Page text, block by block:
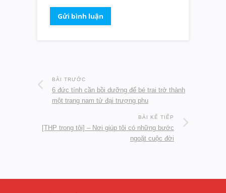
BÀI TRƯỚC
6 đức tính cần bồi dưỡng để bé trai trở thành
một trang nam tử đại trượng phu
BÀI KẾ TIẾP
[THP trong tôi] – Nơi giúp tôi có những bước
ngoặt cuộc đời